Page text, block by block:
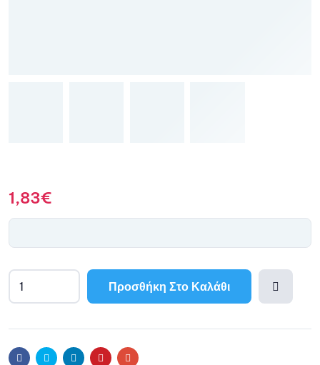
1,83€
Προσθήκη Στο Καλάθι
l
r
FacebookTwitter LinkedinPinterestEmail